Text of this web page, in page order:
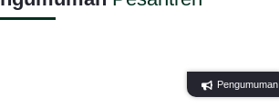
Pengumuman